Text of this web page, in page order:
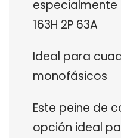
especialmente
163H 2P 63A
Ideal para
monofásicos
Este peine de
opción ideal